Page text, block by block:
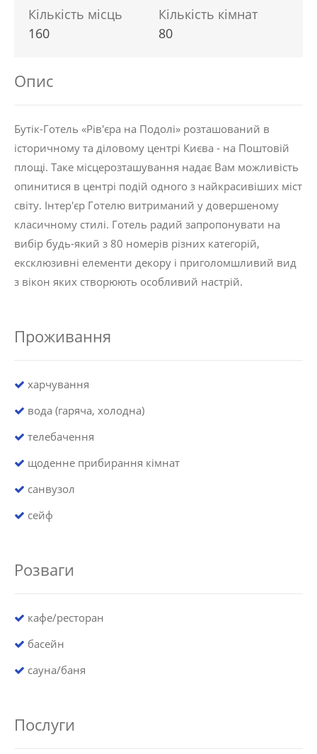
Кількість місць
160
Кількість кімнат
80
Опис
Бутік-Готель «Рів'єра на Подолі» розташований в
історичному та діловому центрі Києва - на Поштовій
площі. Таке місцерозташування надає Вам можливість
опинитися в центрі подій одного з найкрасивіших міст
світу. Інтер'єр Готелю витриманий у довершеному
класичному стилі. Готель радий запропонувати на
вибір будь-який з 80 номерів різних категорій,
ексклюзивні елементи декору і приголомшливий вид
з вікон яких створюють особливий настрій.
Проживання
харчування
вода (гаряча, холодна)
телебачення
щоденне прибирання кімнат
санвузол
сейф
Розваги
кафе/ресторан
басейн
сауна/баня
Послуги